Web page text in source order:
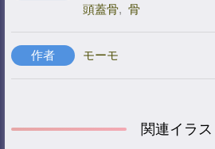
頭蓋骨, 骨
作者 モーモ
関連イラス